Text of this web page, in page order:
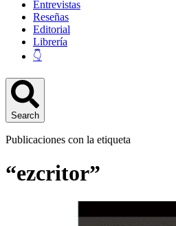
Entrevistas
Reseñas
Editorial
Librería
👇
Search
Publicaciones con la etiqueta
“ezcritor”